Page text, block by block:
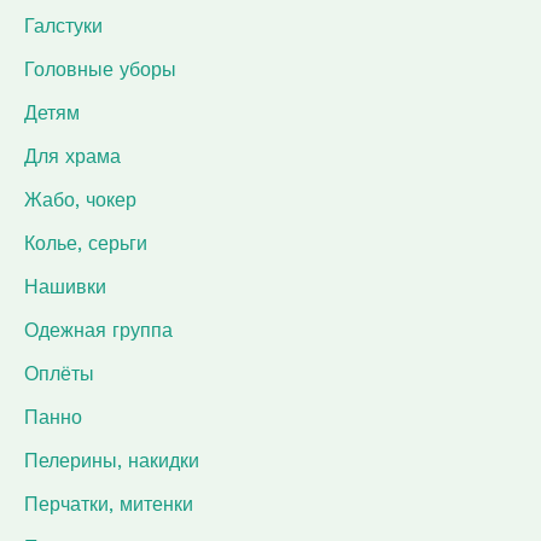
Галстуки
Головные уборы
Детям
Для храма
Жабо, чокер
Колье, серьги
Нашивки
Одежная группа
Оплёты
Панно
Пелерины, накидки
Перчатки, митенки